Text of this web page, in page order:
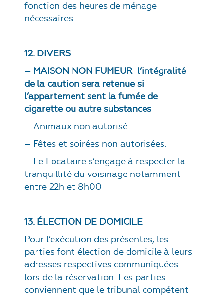
fonction des heures de ménage
nécessaires.
12. DIVERS
– MAISON NON FUMEUR l’intégralité
de la caution sera retenue si
l’appartement sent la fumée de
cigarette ou autre substances
– Animaux non autorisé.
– Fêtes et soirées non autorisées.
– Le Locataire s’engage à respecter la
tranquillité du voisinage notamment
entre 22h et 8h00
13. ÉLECTION DE DOMICILE
Pour l’exécution des présentes, les
parties font élection de domicile à leurs
adresses respectives communiquées
lors de la réservation. Les parties
conviennent que le tribunal compétent